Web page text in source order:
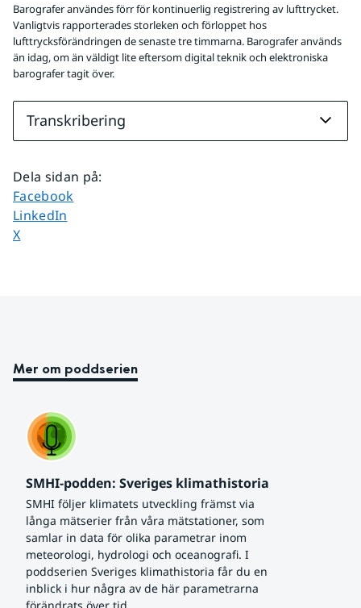
Barografer användes förr för kontinuerlig registrering av lufttrycket.
Vanligtvis rapporterades storleken och förloppet hos
lufttrycksförändringen de senaste tre timmarna. Barografer används
än idag, om än väldigt lite eftersom digital teknik och elektroniska
barografer tagit över.
Transkribering
Dela sidan på:
Dela sidan på
Facebook
Dela sidan på
LinkedIn
Dela sidan på
X
Mer om poddserien
SMHI-podden: Sveriges klimathistoria
SMHI följer klimatets utveckling främst via
långa mätserier från våra mätstationer, som
samlar in data för olika parametrar inom
meteorologi, hydrologi och oceanografi. I
poddserien Sveriges klimathistoria får du en
inblick i hur några av de här parametrarna